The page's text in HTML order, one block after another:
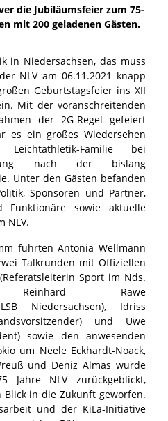
die Jubiläumsfeier zum 75-
mit 200 geladenen Gästen.
in Niedersachsen, das muss
NLV am 06.11.2021 knapp
Geburtstagsfeier ins XII
Mit der voranschreitenden
der 2G-Regel gefeiert
es ein großes Wiedersehen
Familie bei
nach der bislang
Unter den Gästen befanden
Sponsoren und Partner,
Funktionäre sowie aktuelle
NLV.
führten Antonia Wellmann
Talkrunden mit Offiziellen
Sport im Nds.
Reinhard Rawe
Niedersachsen), Idriss
und Uwe
sowie den anwesenden
um Neele Eckhardt-Noack,
und Deniz Almas wurde
Jahre NLV zurückgeblickt,
in die Zukunft geworfen.
und der KiLa-Initiative